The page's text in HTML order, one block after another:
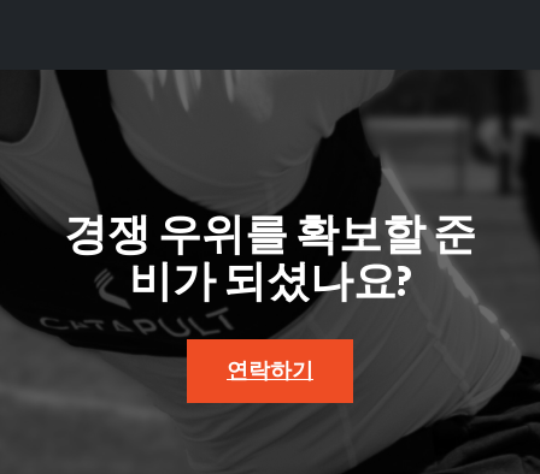
경쟁 우위를 확보할 준
비가 되셨나요?
연락하기